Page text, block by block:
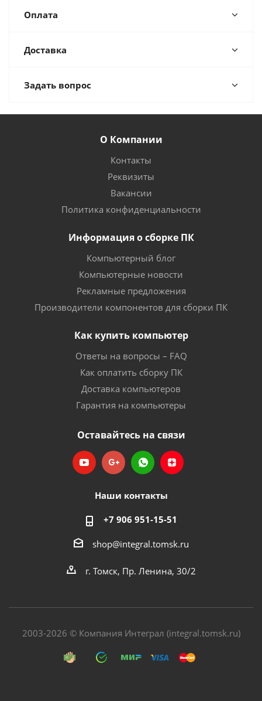
Оплата
Доставка
Задать вопрос
О Компании
Контакты
Реквизиты
Вакансии
Политика конфиденциальности
Информация о сборке ПК
Компьютерный блог
Компьютерные новости
Рекламные предложения
Производители компонентов для сборки ПК
Как купить компьютер
Ответы на вопросы – FAQ
Как оплатить сборку ПК
Доставка компьютеров
Гарантия на компьютеры
Оставайтесь на связи
Наши контакты
+7 906 951-15-51
shop@integral.tomsk.ru
г. Томск, Пр. Ленина, 30/2
2003-2026 © Компания Интеграл (integral.tomsk.ru)